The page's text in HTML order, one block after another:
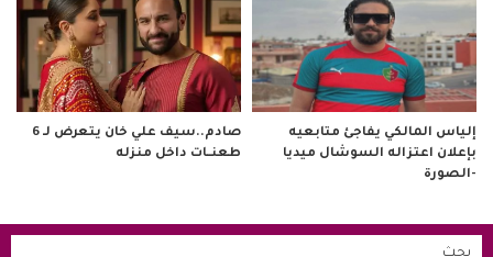
إلياس المالكي يفاجئ متابعيه
بإعلان اعتزاله السوشال ميديا
-الصورة
صادم..سيف علي خان يتعرض لـ 6
طعنــات داخل منزله